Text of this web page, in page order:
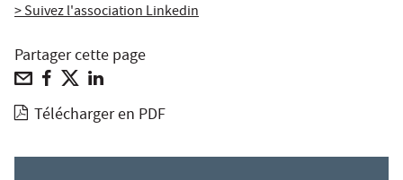
> Suivez l'association Linkedin
Partager cette page
Télécharger en PDF